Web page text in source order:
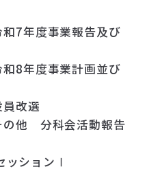
業報告及び
計画並び
活動報告
ッションⅠ